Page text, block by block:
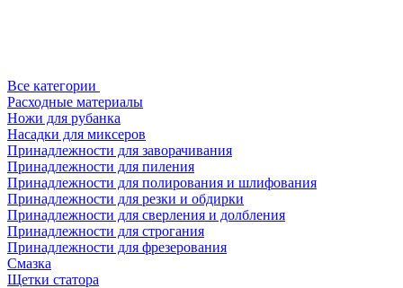
Все категории
Расходные материалы
Ножи для рубанка
Насадки для миксеров
Принадлежности для заворачивания
Принадлежности для пиления
Принадлежности для полирования и шлифования
Принадлежности для резки и обдирки
Принадлежности для сверления и долбления
Принадлежности для строгания
Принадлежности для фрезерования
Смазка
Щетки статора